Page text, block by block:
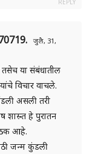
REPLY
जुलै, 31,
या संबंधातील
विचार वाचले.
असली तरी
शास्र्त हे पुरातन
आहे.
जन्म कुंडली